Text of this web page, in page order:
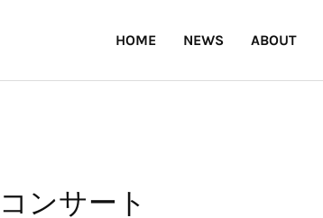
HOME NEWS ABOUT
ンサート